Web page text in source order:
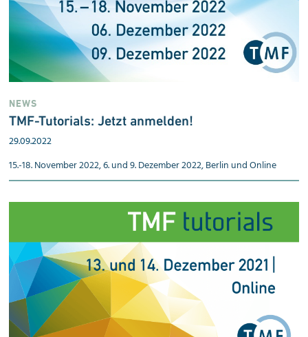
NEWS
TMF-Tutorials: Jetzt an­mel­den!
29.09.2022
15.-18. November 2022, 6. und 9. Dezember 2022, Berlin und Online